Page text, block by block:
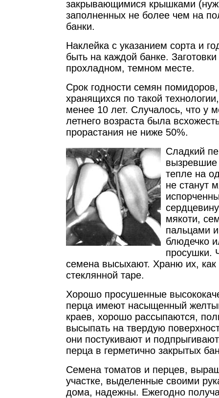
закрывающимися крышками
заполненных не более чем на
банки.
Наклейка с указанием сорта и
быть на каждой банке.
прохладном, темном месте.
Срок годности семян
хранящихся по такой
менее 10 лет. Случалось, что у
летнего возраста была
прорастания не ниже 50%.
Сладкий
тепле на
не станут
мякоти,
пальцами
блюдечко
просушки.
семена высыхают. Храню их,
стеклянной таре.
Хорошо просушенные
перца имеют насыщенный
краев, хорошо рассыпаются,
высыпать на твердую
они постукивают и
перца в герметично закрытых
Семена томатов и перцев,
участке, выделенные своими
дома, надежны. Ежегодно